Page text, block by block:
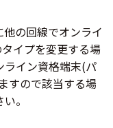
の回線でオンライ
イプを変更する場
ライン資格端末(パ
すので該当する場
。